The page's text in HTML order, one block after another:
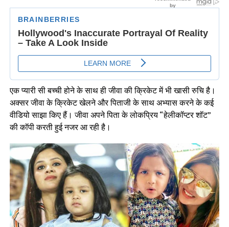
एक प्यारी सी बच्ची होने के साथ ही जीवा की क्रिकेट में भी खासी रुचि है।
अक्सर जीवा के क्रिकेट खेलने और पिताजी के साथ अभ्यास करने के कई
वीडियो साझा किए हैं। जीवा अपने पिता के लोकप्रिय “हेलीकॉप्टर शॉट”
की कॉपी करती हुई नजर आ रही है।